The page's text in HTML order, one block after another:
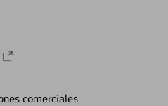
comerciales